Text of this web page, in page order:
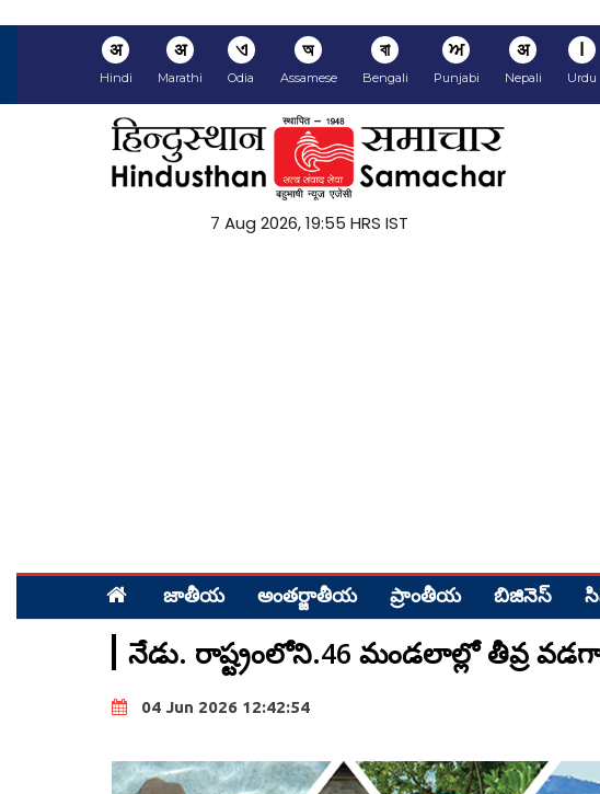
अ
Hindi
अ
Marathi
ଏ
Odia
অ
Assamese
বা
Bengali
ਅ
Punjabi
अ
Nepali
ا
Urdu
7 Aug 2026, 19:55 HRS IST
జాతీయ అంత‌ర్జాతీయ ప్రాంతీయ‌ బిజినెస్
నేడు. రాష్ట్రంలోని.46 మండలాల్లో తీవ్ర
04 Jun 2026 12:42:54